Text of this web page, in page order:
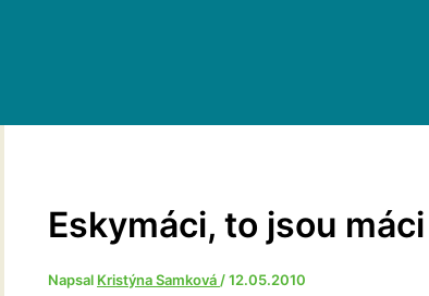
Eskymáci, to jsou máci
Napsal Kristýna Samková /12.05.2010